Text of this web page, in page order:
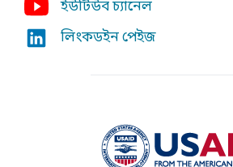
ইউটিউব চ্যানেল
লিংকডইন পেইজ